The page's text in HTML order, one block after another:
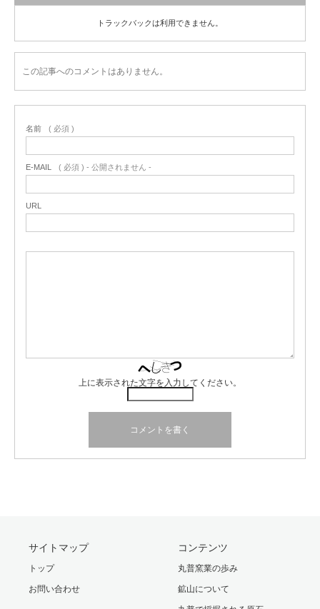
トラックバックは利用できません。
この記事へのコメントはありません。
名前 ( 必須 )
E-MAIL ( 必須 ) - 公開されません -
URL
上に表示された文字を入力してください。
サイトマップ
トップ
お問い合わせ
コンテンツ
丸普窯業の歩み
鉱山について